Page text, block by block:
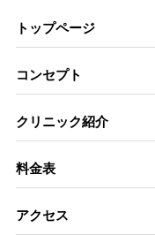
トップページ
コンセプト
クリニック紹介
料金表
アクセス